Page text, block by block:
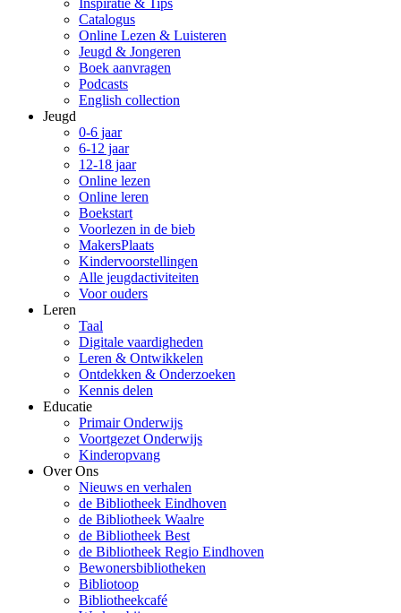
Inspiratie & Tips
Catalogus
Online Lezen & Luisteren
Jeugd & Jongeren
Boek aanvragen
Podcasts
English collection
Jeugd
0-6 jaar
6-12 jaar
12-18 jaar
Online lezen
Online leren
Boekstart
Voorlezen in de bieb
MakersPlaats
Kindervoorstellingen
Alle jeugdactiviteiten
Voor ouders
Leren
Taal
Digitale vaardigheden
Leren & Ontwikkelen
Ontdekken & Onderzoeken
Kennis delen
Educatie
Primair Onderwijs
Voortgezet Onderwijs
Kinderopvang
Over Ons
Nieuws en verhalen
de Bibliotheek Eindhoven
de Bibliotheek Waalre
de Bibliotheek Best
de Bibliotheek Regio Eindhoven
Bewonersbibliotheken
Bibliotoop
Bibliotheekcafé